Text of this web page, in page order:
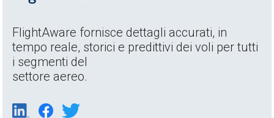
FlightAware fornisce dettagli accurati, in
tempo reale, storici e predittivi dei voli per tutti
i segmenti del
settore aereo.